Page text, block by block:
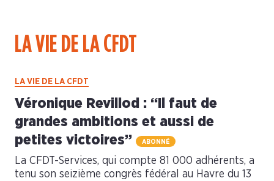
LA VIE DE LA CFDT
LA VIE DE LA CFDT
Véronique Revillod : “Il faut de
grandes ambitions et aussi de
petites victoires”
ABONNÉ
La CFDT-Services, qui compte 81 000 adhérents, a
tenu son seizième congrès fédéral au Havre du 13